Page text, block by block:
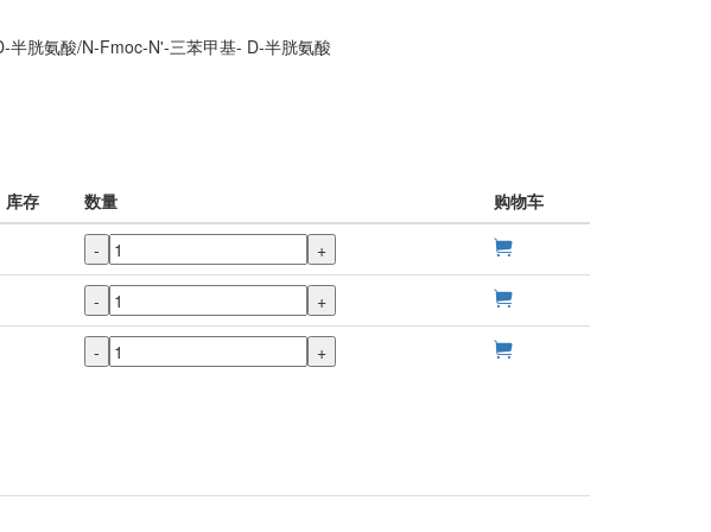
半胱氨酸/N-Fmoc-N'-三苯甲基- D-半胱氨酸
库存 数量
购物车
-
+
-
+
- +